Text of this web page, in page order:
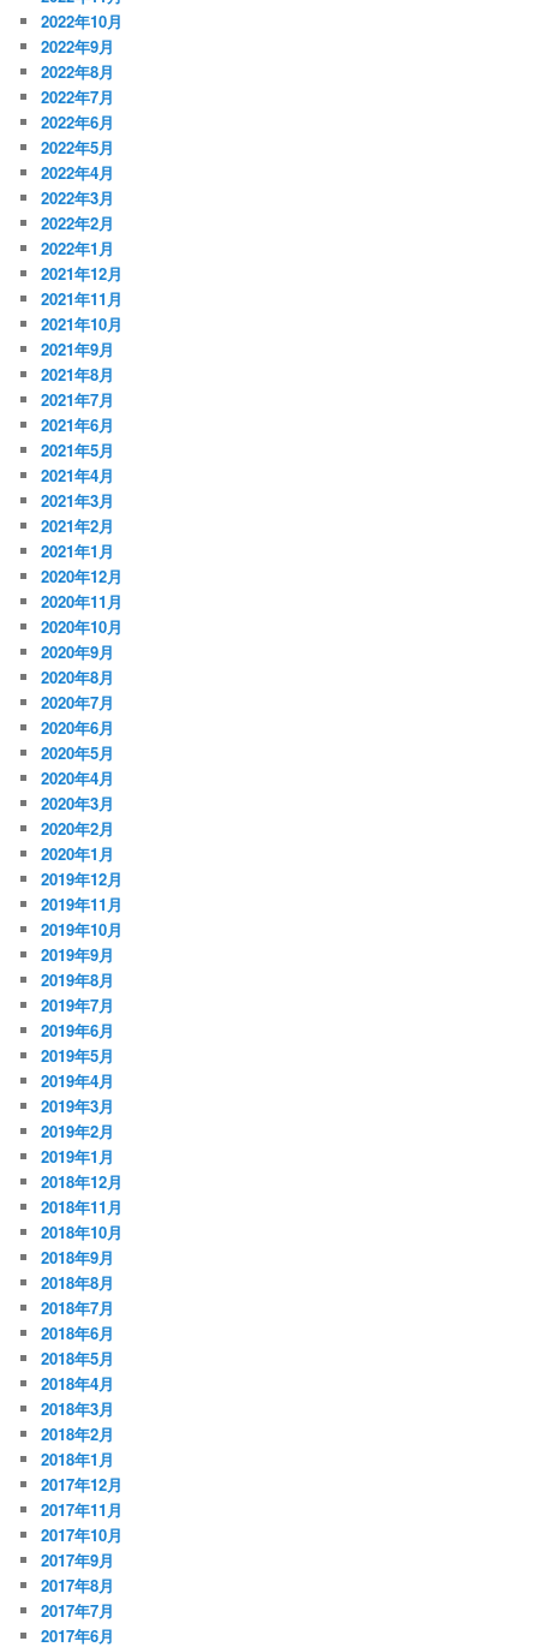
2022年10月
2022年9月
2022年8月
2022年7月
2022年6月
2022年5月
2022年4月
2022年3月
2022年2月
2022年1月
2021年12月
2021年11月
2021年10月
2021年9月
2021年8月
2021年7月
2021年6月
2021年5月
2021年4月
2021年3月
2021年2月
2021年1月
2020年12月
2020年11月
2020年10月
2020年9月
2020年8月
2020年7月
2020年6月
2020年5月
2020年4月
2020年3月
2020年2月
2020年1月
2019年12月
2019年11月
2019年10月
2019年9月
2019年8月
2019年7月
2019年6月
2019年5月
2019年4月
2019年3月
2019年2月
2019年1月
2018年12月
2018年11月
2018年10月
2018年9月
2018年8月
2018年7月
2018年6月
2018年5月
2018年4月
2018年3月
2018年2月
2018年1月
2017年12月
2017年11月
2017年10月
2017年9月
2017年8月
2017年7月
2017年6月